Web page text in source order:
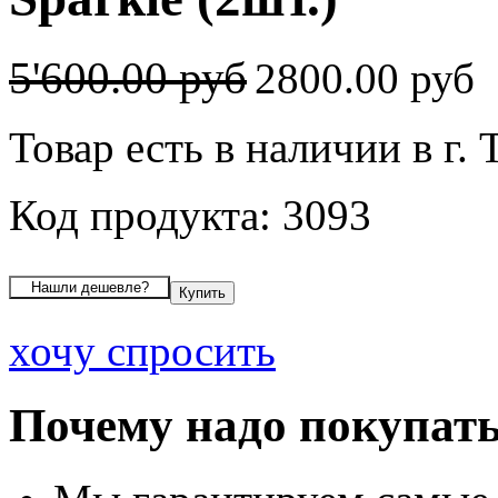
5'600.00 руб2800.00 руб
Товар есть в наличии в г.
Код продукта: 3093
хочу спросить
Почему надо